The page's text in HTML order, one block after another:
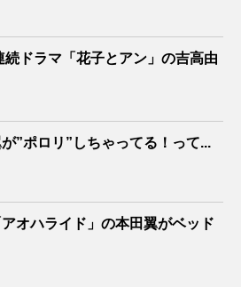
続ドラマ「花子とアン」の吉高由
”ポロリ”しちゃってる！って...
オハライド」の本田翼がベッド